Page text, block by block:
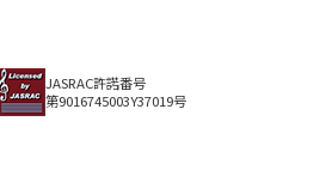
JASRAC許諾番号
第9016745003Y37019号